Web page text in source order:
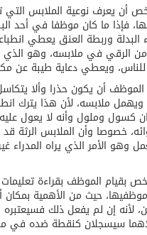
أن يعرف نوعية الملابس التي
فإذا ما كان موظفا في أحد
البدلة وربطة العنق يعطي
من الرقي في ملابسه، وهو
ويعطي دعاية طيبة عن
الموظف أن يكون حذرا وألا
ملابسه، لأن هذا يترك
كسول وملول وأنه لا يعول عليه
خصوصا وأن الملابس الرثة
وهو الأمر الذي يراه المدراء
بقيام الموظف بقراءة
حيث من الأهمية بمكان
لأنه إن لم يفعل ذلك فسيعتبره
سيسجلان كنقطة ضده في